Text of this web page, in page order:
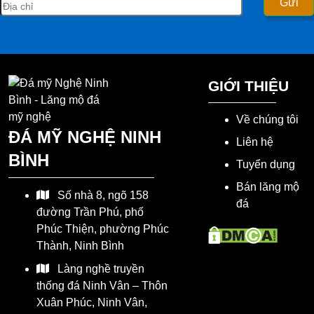
ĐÁ MỸ NGHỆ NINH
BÌNH
Số nhà 8, ngõ 158
đường Trần Phú, phố
Phúc Thiện, phường Phúc
Thành, Ninh Bình
Làng nghề truyền
thống đá Ninh Vân – Thôn
Xuân Phúc, Ninh Vân,
GIỚI THIỆU
Về chúng tôi
Liên hệ
Tuyển dụng
Bán lăng mộ
đá